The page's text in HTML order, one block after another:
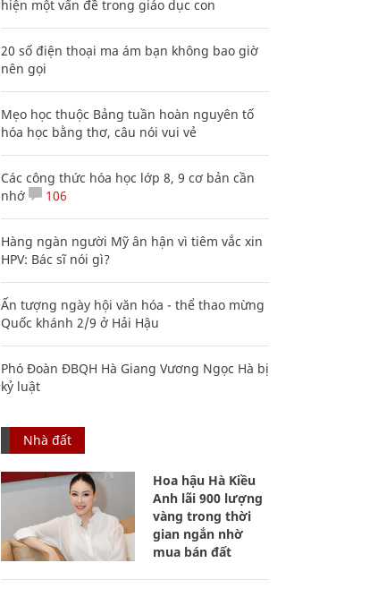
hiện một vấn đề trong giáo dục con
20 số điện thoại ma ám bạn không bao giờ
nên gọi
Mẹo học thuộc Bảng tuần hoàn nguyên tố
hóa học bằng thơ, câu nói vui vẻ
Các công thức hóa học lớp 8, 9 cơ bản cần
nhớ
106
Hàng ngàn người Mỹ ân hận vì tiêm vắc xin
HPV: Bác sĩ nói gì?
Ấn tượng ngày hội văn hóa - thể thao mừng
Quốc khánh 2/9 ở Hải Hậu
Phó Đoàn ĐBQH Hà Giang Vương Ngọc Hà bị
kỷ luật
Nhà đất
Hoa hậu Hà Kiều
Anh lãi 900 lượng
vàng trong thời
gian ngắn nhờ
mua bán đất